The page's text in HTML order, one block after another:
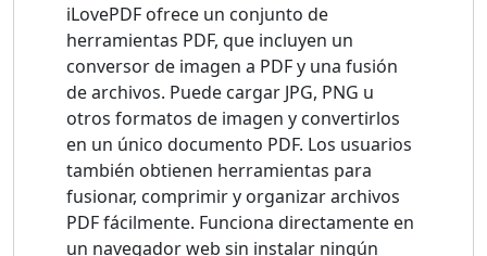
iLovePDF ofrece un conjunto de
herramientas PDF, que incluyen un
conversor de imagen a PDF y una fusión
de archivos. Puede cargar JPG, PNG u
otros formatos de imagen y convertirlos
en un único documento PDF. Los usuarios
también obtienen herramientas para
fusionar, comprimir y organizar archivos
PDF fácilmente. Funciona directamente en
un navegador web sin instalar ningún